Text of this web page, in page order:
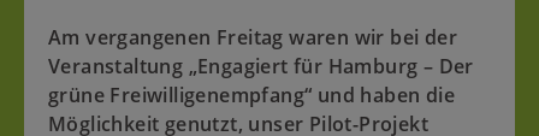
Am vergangenen Freitag waren wir bei der
Veranstaltung „Engagiert für Hamburg – Der
grüne Freiwilligenempfang“ und haben die
Möglichkeit genutzt, unser Pilot-Projekt